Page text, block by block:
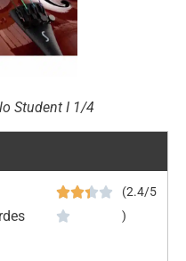
Student I 1/4
(2.4/5
)